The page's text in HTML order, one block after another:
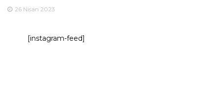
26 Nisan 2023
[instagram-feed]